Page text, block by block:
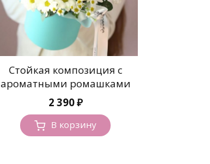
Стойкая композиция с
ароматными ромашками
2 390₽
В корзину